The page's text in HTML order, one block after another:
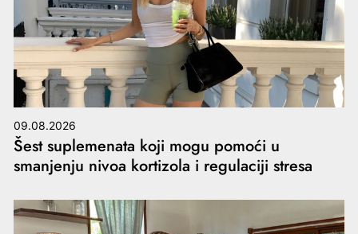
09.08.2026
Šest suplemenata koji mogu pomoći u
smanjenju nivoa kortizola i regulaciji stresa